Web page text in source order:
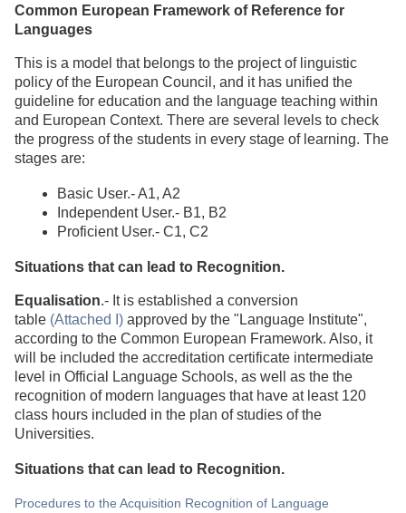
Common European Framework of Reference for
Languages
This is a model that belongs to the project of linguistic
policy of the European Council, and it has unified the
guideline for education and the language teaching within
and European Context. There are several levels to check
the progress of the students in every stage of learning. The
stages are:
Basic User.- A1, A2
Independent User.- B1, B2
Proficient User.- C1, C2
Situations that can lead to Recognition.
Equalisation.- It is established a conversion
table (Attached I ) approved by the "Language Institute",
according to the Common European Framework. Also, it
will be included the accreditation certificate intermediate
level in Official Language Schools, as well as the the
recognition of modern languages that have at least 120
class hours included in the plan of studies of the
Universities.
Situations that can lead to Recognition.
Procedures to the Acquisition Recognition of Language